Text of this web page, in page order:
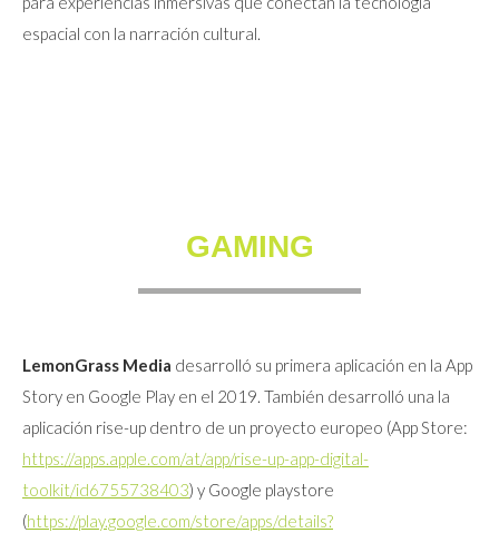
espacial con la narración cultural.
GAMING
LemonGrass Media desarrolló su primera aplicación en la App
Story en Google Play en el 2019. También desarrolló una la
aplicación rise-up dentro de un proyecto europeo (App Store:
https://apps.apple.com/at/app/rise-up-app-digital-
toolkit/id6755738403) y Google playstore
(https://play.google.com/store/apps/details?